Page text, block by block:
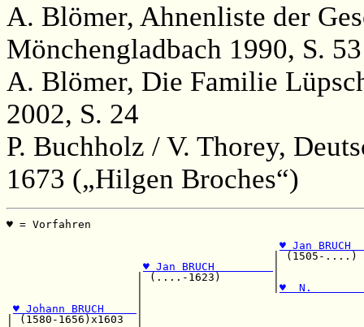
A. Blömer, Ahnenliste der
Mönchengladbach 1990, S. 53
A. Blömer, Die Familie
2002, S. 24
P. Buchholz / V. Thorey,
1673 („Hilgen Broches“)
♥ = Vorfahren
♥ Jan
|
♥ Jan BRUCH
| (....-1623)        |
♥
♥ Johann BRUCH
| (1580-1656)x1603  |